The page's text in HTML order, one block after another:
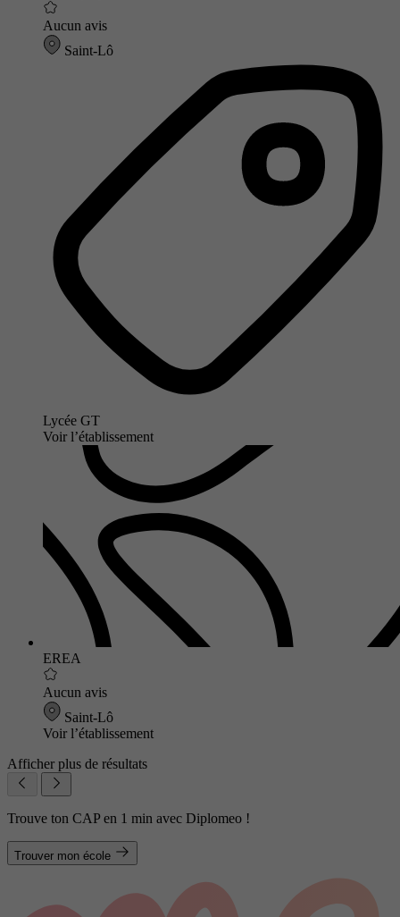
Aucun avis
Saint-Lô
Lycée GT
Voir l’établissement
EREA
Aucun avis
Saint-Lô
Voir l’établissement
Afficher plus de résultats
Trouve ton CAP en 1 min avec Diplomeo !
Trouver mon école